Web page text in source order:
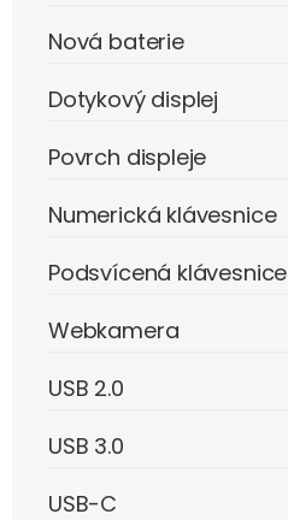
Nová baterie
Dotykový displej
Povrch displeje
Numerická klávesnice
Podsvícená klávesnice
Webkamera
USB 2.0
USB 3.0
USB-C